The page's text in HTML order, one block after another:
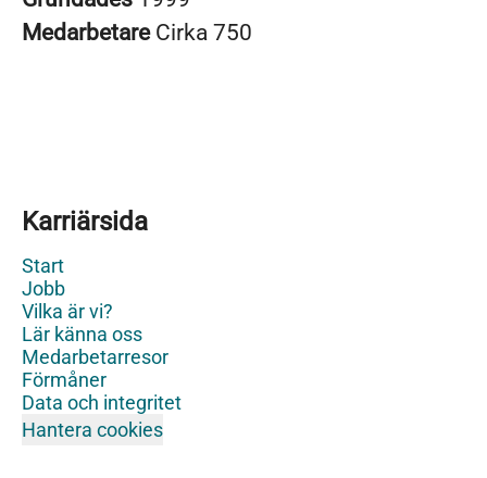
Medarbetare Cirka 750
Karriärsida
Start
Jobb
Vilka är vi?
Lär känna oss
Medarbetarresor
Förmåner
Data och integritet
Hantera cookies